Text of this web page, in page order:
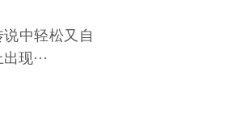
中轻松又自
现···